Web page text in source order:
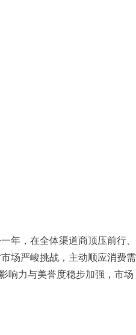
年，在全体渠道商顶压前行、
场严峻挑战，主动顺应消费需
响力与美誉度稳步加强，市场